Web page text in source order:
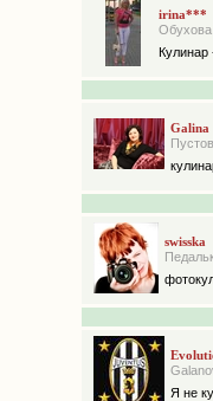
irina***
Кулинар
Galina
swisska
Я не